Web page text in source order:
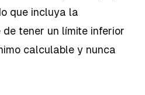
que incluya la
tener un límite inferior
calculable y nunca